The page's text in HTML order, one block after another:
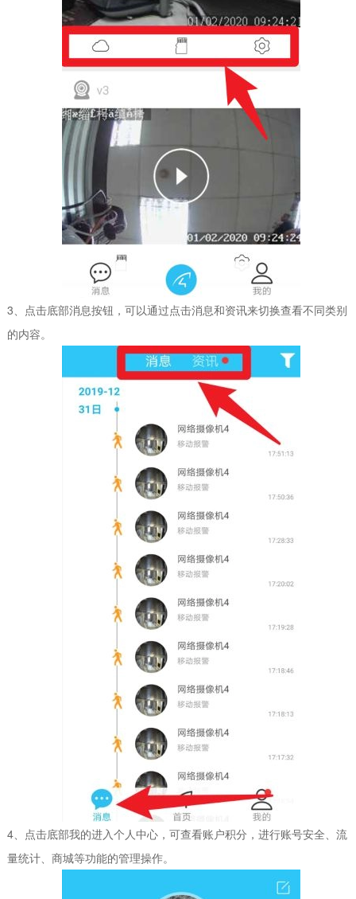
3、点击底部消息按钮，可以通过点击消息和资讯来切换查看不同类别
的内容。
4、点击底部我的进入个人中心，可查看账户积分，进行账号安全、流
量统计、商城等功能的管理操作。